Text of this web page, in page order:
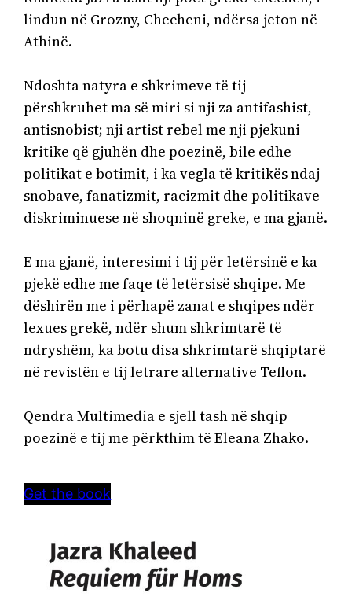
lindun në Grozny, Checheni, ndërsa jeton në
Athinë.
Ndoshta natyra e shkrimeve të tij
përshkruhet ma së miri si nji za antifashist,
antisnobist; nji artist rebel me nji pjekuni
kritike që gjuhën dhe poezinë, bile edhe
politikat e botimit, i ka vegla të kritikës ndaj
snobave, fanatizmit, racizmit dhe politikave
diskriminuese në shoqninë greke, e ma gjanë.
E ma gjanë, interesimi i tij për letërsinë e ka
pjekë edhe me faqe të letërsisë shqipe. Me
dëshirën me i përhapë zanat e shqipes ndër
lexues grekë, ndër shum shkrimtarë të
ndryshëm, ka botu disa shkrimtarë shqiptarë
në revistën e tij letrare alternative Teflon.
Qendra Multimedia e sjell tash në shqip
poezinë e tij me përkthim të Eleana Zhako.
Get the book